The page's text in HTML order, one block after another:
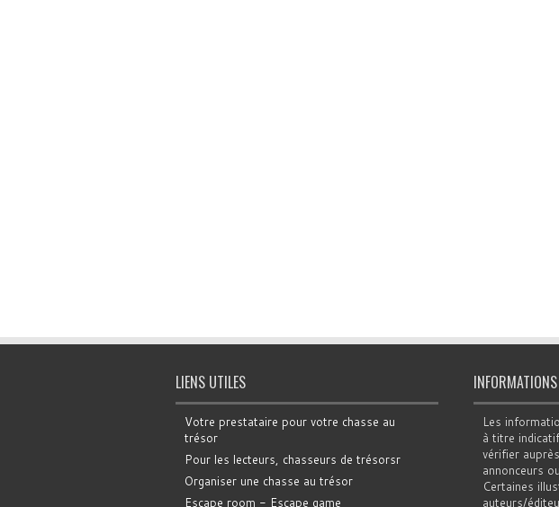
LIENS UTILES
Votre prestataire pour votre chasse au
trésor
Pour les lecteurs, chasseurs de trésorsr
Organiser une chasse au trésor
Escape room - Escape game
Les
à titre
vérifier
annonceurs
Certaines
auteurs/